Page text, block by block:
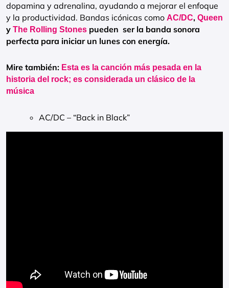
dopamina y adrenalina, ayudando a mejorar el enfoque
y la productividad. Bandas icónicas como AC/DC, Queen
y The Rolling Stones pueden ser la banda sonora
perfecta para iniciar un lunes con energía.
Mire también: Esta es la canción más pesada en la
historia del rock; es considerada un clásico de la
música
AC/DC – “Back in Black”